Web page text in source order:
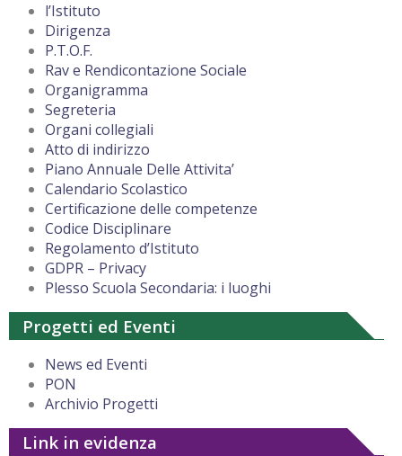
l’Istituto
Dirigenza
P.T.O.F.
Rav e Rendicontazione Sociale
Organigramma
Segreteria
Organi collegiali
Atto di indirizzo
Piano Annuale Delle Attivita’
Calendario Scolastico
Certificazione delle competenze
Codice Disciplinare
Regolamento d’Istituto
GDPR – Privacy
Plesso Scuola Secondaria: i luoghi
Progetti ed Eventi
News ed Eventi
PON
Archivio Progetti
Link in evidenza